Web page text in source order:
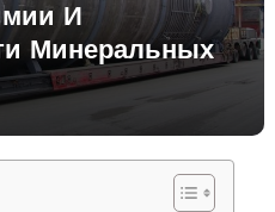
И
Минеральных